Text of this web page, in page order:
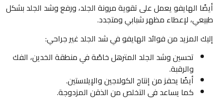
أيضًا الهايفو يعمل على تقوية مرونة الجلد، ورفع وشد الجلد بشكل
طبيعي، لإعطاء مظهر شبابي ومتجدد.
إليك المزيد من فوائد الهايفو في شد الجلد غير جراحي:
تحسين وشد الجلد المترهل خاصًة في منطقة الخدين، الفك
والرقبة.
أيضًا يحفز من إنتاج الكولاجين والإيلاستين.
كما يساعد في التخلص من الذقن المزدوجة.